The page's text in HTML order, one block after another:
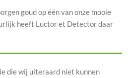
goud op één van onze mooie
heeft Luctor et Detector daar
die wij uiteraard niet kunnen